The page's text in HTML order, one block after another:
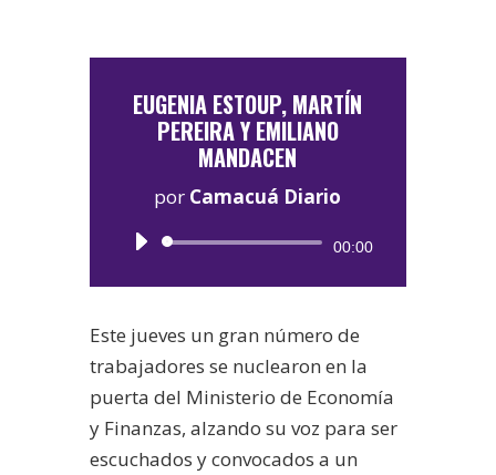
EUGENIA ESTOUP, MARTÍN
PEREIRA Y EMILIANO
MANDACEN
por Camacuá Diario
Reproductor
00:00
Este jueves un gran número de
trabajadores se nuclearon en la
puerta del Ministerio de Economía
y Finanzas, alzando su voz para ser
escuchados y convocados a un